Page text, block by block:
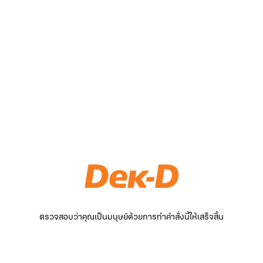
ตรวจสอบว่าคุณเป็นมนุษย์ด้วยการทำคำสั่งนี้ให้เสร็จสิ้น